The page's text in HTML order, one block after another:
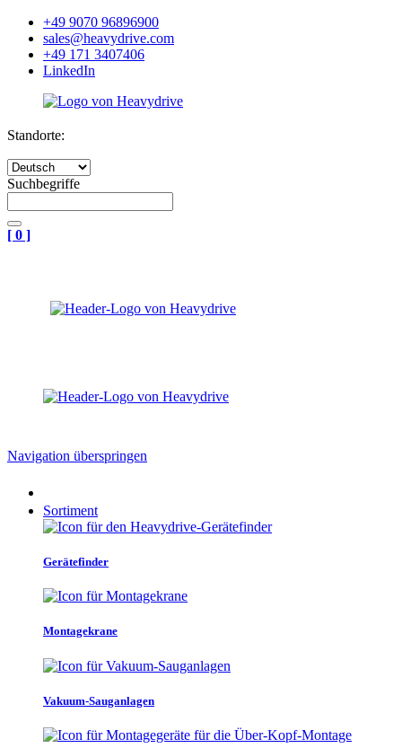
+49 9070 96896900
sales@heavydrive.com
+49 171 3407406
LinkedIn
Standorte:
Suchbegriffe
[ 0 ]
Navigation überspringen
Sortiment
Gerätefinder
Montagekrane
Vakuum-Sauganlagen